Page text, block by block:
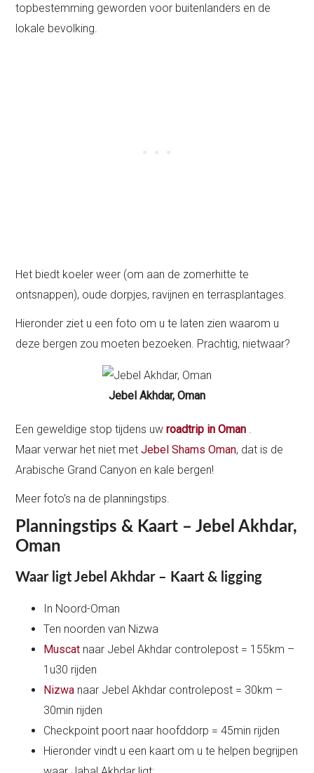
topbestemming geworden voor buitenlanders en de
lokale bevolking.
Het biedt koeler weer (om aan de zomerhitte te
ontsnappen), oude dorpjes, ravijnen en terrasplantages.
Hieronder ziet u een foto om u te laten zien waarom u
deze bergen zou moeten bezoeken. Prachtig, nietwaar?
Jebel Akhdar, Oman
Een geweldige stop tijdens uwroadtrip in Oman .
Maar verwar het niet metJebel Shams Oman, dat is de
Arabische Grand Canyon en kale bergen!
Meer foto’s na de planningstips.
Planningstips & Kaart – Jebel Akhdar,
Oman
Waar ligt Jebel Akhdar – Kaart & ligging
In Noord-Oman
Ten noorden van Nizwa
Muscat naar Jebel Akhdar controlepost = 155km –
1u30 rijden
Nizwa naar Jebel Akhdar controlepost = 30km –
30min rijden
Checkpoint poort naar hoofddorp = 45min rijden
Hieronder vindt u een kaart om u te helpen begrijpen